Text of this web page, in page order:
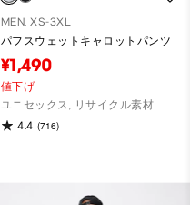
MEN, XS-3XL
パフスウェットキャロットパンツ
¥1,490
値下げ
ユニセックス, リサイクル素材
4.4 (716)